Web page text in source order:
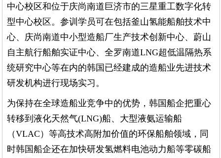
中心校区和位于庆尚南道巨济市的三星重工数字化转
型中心校区。参训学员可在包括釜山氢能船舶技术中
心、庆尚南道中小型造船厂生产技术创新中心、蔚山
自主航行船舶实证中心、全罗南道LNG超低温隔热系
统研究中心等在内的韩国已经建成的造船业先进技术
研发机构进行现场实习。
为保持在全球造船业竞争中的优势，韩国船企把重心
转移到液化天然气(LNG)船、大型液氨运输船
（VLAC）等高技术高附加价值的环保船舶领域，同
时韩国船企还在加快研发氢燃料电池动力船等零碳船